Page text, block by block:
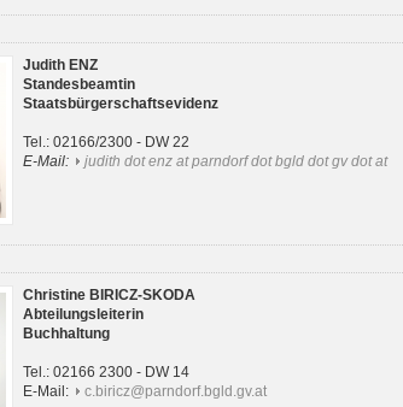
Judith ENZ
Standesbeamtin
Staatsbürgerschaftsevidenz
Tel.: 02166/2300 - DW 22
E-Mail:
judith dot enz at parndorf dot bgld dot gv dot at
Christine BIRICZ-SKODA
Abteilungsleiterin
Buchhaltung
Tel.: 02166 2300 - DW 14
E-Mail:
c.biricz@parndorf.bgld.gv.at